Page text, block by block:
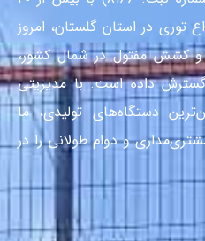
توری در استان گلستان، امروز
و کشش مفتول در شمال کشور،
داده است. با مدیریتی
دستگاه‌های تولیدی، ما
و دوام طولانی را در